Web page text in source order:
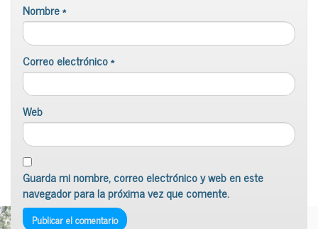
Nombre*
Correo electrónico*
Web
Guarda mi nombre, correo electrónico y web en este
navegador para la próxima vez que comente.